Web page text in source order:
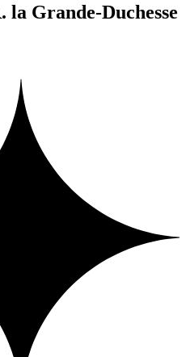
Grande-Duchesse